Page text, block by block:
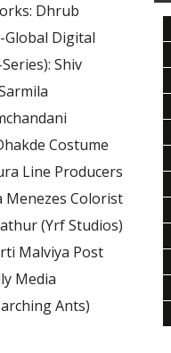
Dhrub
Global Digital
Shiv
Costume
Line Producers
Menezes Colorist
(Yrf Studios)
Malviya Post
Media
Ants)